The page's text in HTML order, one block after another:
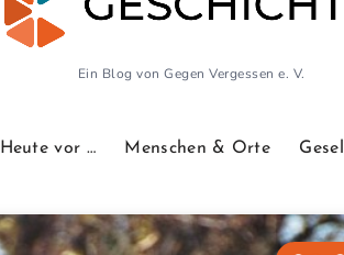
Ein Blog von Gegen Vergessen e. V.
Heute vor … Menschen & Orte